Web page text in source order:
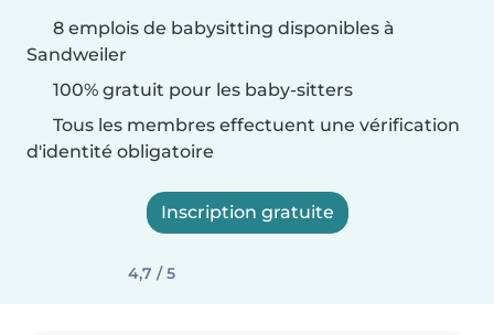
8 emplois de babysitting disponibles à
Sandweiler
100% gratuit pour les baby-sitters
Tous les membres effectuent une vérification
d'identité obligatoire
Inscription gratuite
4,7 / 5